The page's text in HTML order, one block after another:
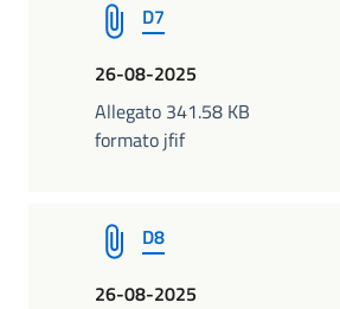
D7
26-08-2025
Allegato 341.58 KB
formato jfif
D8
26-08-2025